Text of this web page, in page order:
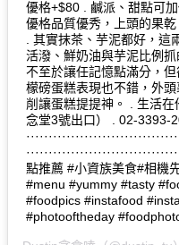
優格+$80 . 鹹派、甜點可
優格品質優秀，上頭的果
. 其實抹茶、芋泥都好，
活潑、鮮奶油與芋泥比例
不至於讓任記憶點滿分，
檬磅蛋糕表現也不錯，外
削讓蛋糕提提神。 . 生活
念堂3號出口） . 02-3393-
點推薦 #小資族美食#相機
#menu #yummy #tasty
#foodpics #instafood
#photooftheday